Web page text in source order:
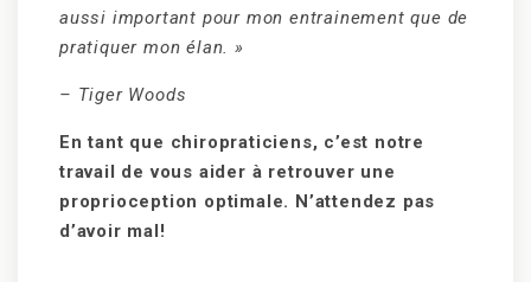
aussi important pour mon entrainement que de
pratiquer mon élan. »
– Tiger Woods
En tant que chiropraticiens, c’est notre
travail de vous aider à retrouver une
proprioception optimale. N’attendez pas
d’avoir mal!